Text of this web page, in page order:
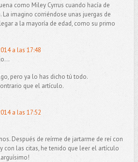
como Miley Cyrrus cuando hacía de
La imagino corriéndose unas juergas de
a la mayoría de edad, como su primo
a las 17:48
pero ya lo has dicho tú todo.
que el artículo.
a las 17:52
Después de reírme de jartarme de reí con
con las citas, he tenido que leer el artículo